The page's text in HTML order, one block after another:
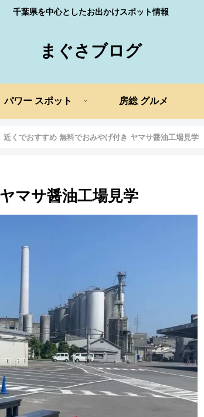
千葉県を中心としたお出かけスポット情報
まぐさブログ
パワー スポット 房総 グルメ
近くでおすすめ 無料でおみやげ付き ヤマサ醤油工場見学
マサ醤油工場見学